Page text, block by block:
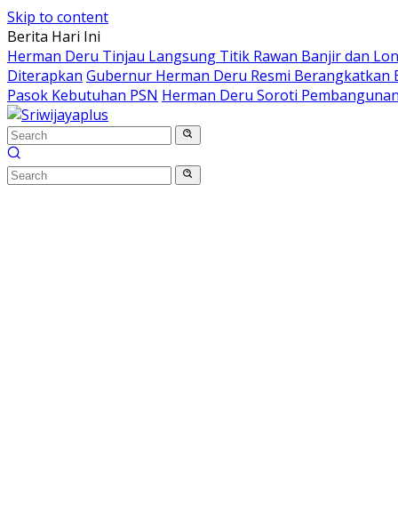
Skip to content
Berita Hari Ini
Herman Deru Tinjau Langsung Titik Rawan Banjir dan
Diterapkan Gubernur Herman Deru Resmi Berangkatkan
Pasok Kebutuhan PSN Herman Deru Soroti